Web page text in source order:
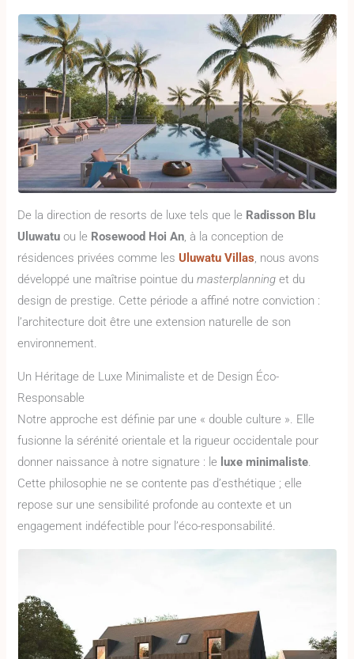
De la direction de resorts de luxe tels que le Radisson Blu
Uluwatu ou le Rosewood Hoi An, à la conception de
résidences privées comme lesUluwatu Villas, nous avons
développé une maîtrise pointue dumasterplanning et du
design de prestige. Cette période a affiné notre conviction :
l’architecture doit être une extension naturelle de son
environnement.
Un Héritage de Luxe Minimaliste et de Design Éco-
Responsable
Notre approche est définie par une « double culture ». Elle
fusionne la sérénité orientale et la rigueur occidentale pour
donner naissance à notre signature : le luxe minimaliste.
Cette philosophie ne se contente pas d’esthétique ; elle
repose sur une sensibilité profonde au contexte et un
engagement indéfectible pour l’éco-responsabilité.